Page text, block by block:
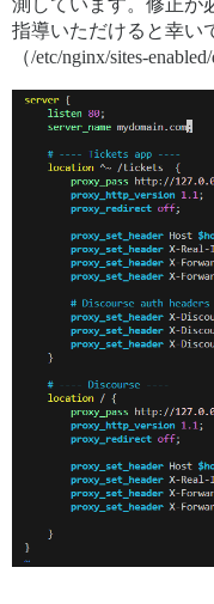
測しています。修正が
指導いただけると幸い
（/etc/nginx/sites-enabled/